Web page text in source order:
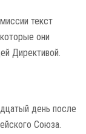
текст
они
Директивой.
день после
Союза.